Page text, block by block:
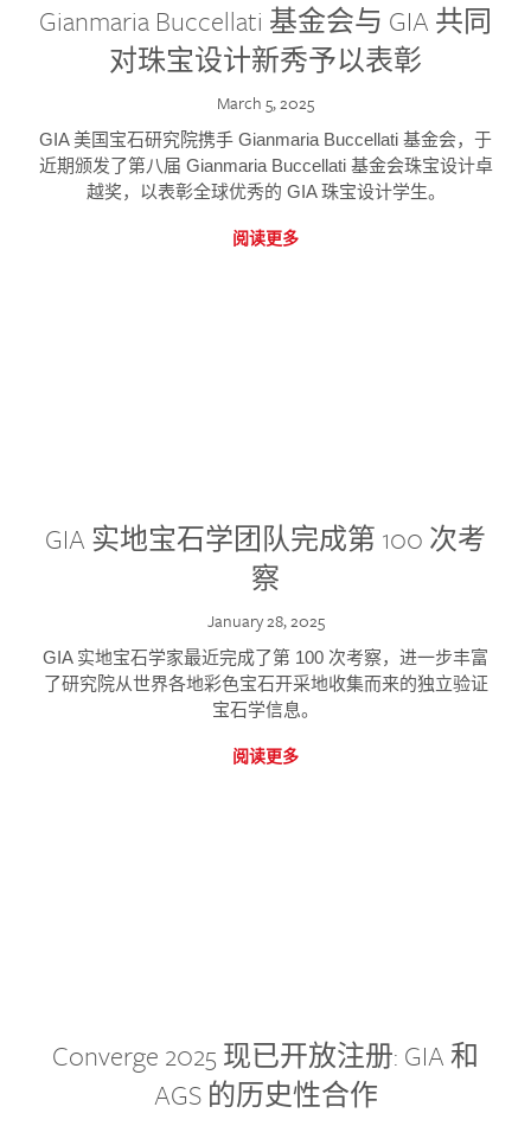
Gianmaria Buccellati 基金会与 GIA 共同
对珠宝设计新秀予以表彰
March 5, 2025
GIA 美国宝石研究院携手 Gianmaria Buccellati 基金会，于
近期颁发了第八届 Gianmaria Buccellati 基金会珠宝设计卓
越奖，以表彰全球优秀的 GIA 珠宝设计学生。
阅读更多
GIA 实地宝石学团队完成第 100 次考
察
January 28, 2025
GIA 实地宝石学家最近完成了第 100 次考察，进一步丰富
了研究院从世界各地彩色宝石开采地收集而来的独立验证
宝石学信息。
阅读更多
Converge 2025 现已开放注册: GIA 和
AGS 的历史性合作